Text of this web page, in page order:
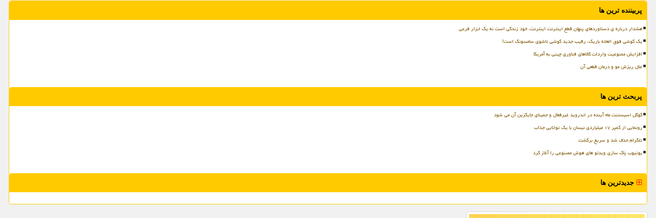
پربیننده ترین ها
هشدار درباره ی دستاوردهای پنهان قطع اینترنت اینترنت، خود زندگی است نه یک ابزار فرعی
یک گوشی فوق العاده باریک، رقیب جدید گوشی تاشوی سامسونگ است!
افزایش ممنوعیت واردات کالاهای فناوری چینی به آمریکا
علل ریزش مو و درمان قطعی آن
پربحث ترین ها
گوگل اسیستنت ماه آینده در اندروید غیرفعال و جمینای جایگزین آن می شود
رونمایی از کمپر ۱۷ میلیاردی نیسان با یک توانایی جذاب
تلگرام حذف شد و سریع برگشت
یوتیوب پاک سازی ویدئو های هوش مصنوعی را آغاز کرد
جدیدترین ها